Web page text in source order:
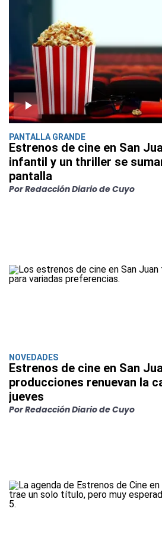
PANTALLA GRANDE
Estrenos de cine en San
infantil y un thriller se
pantalla
Por Redacción Diario de Cuyo
NOVEDADES
Estrenos de cine en San
producciones renuevan la
jueves
Por Redacción Diario de Cuyo